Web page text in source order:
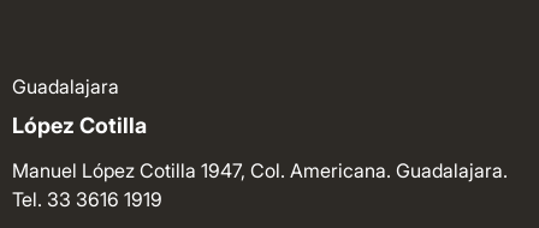
Guadalajara
López Cotilla
Manuel López Cotilla 1947, Col. Americana. Guadalajara.
Tel. 33 3616 1919